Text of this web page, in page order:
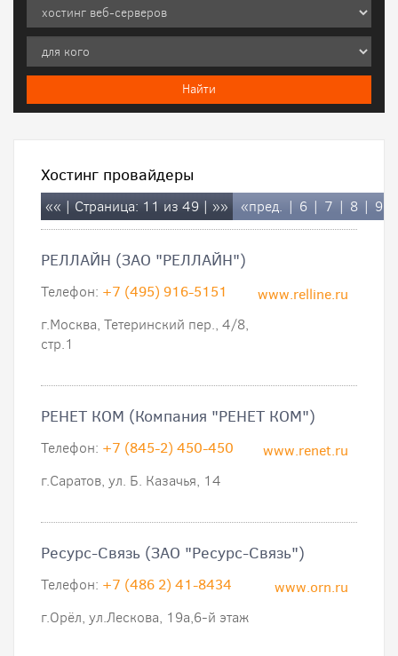
Хостинг провайдеры
«« | Страница: 11 из 49 | »» «пред. | 6 | 7 | 8 | 9
РЕЛЛАЙН (ЗАО "РЕЛЛАЙН")
www.relline.ru
Телефон: +7 (495) 916-5151
г.Москва, Тетеринский пер., 4/8,
стр.1
РЕНЕТ КОМ (Компания "РЕНЕТ КОМ")
www.renet.ru
Телефон: +7 (845-2) 450-450
г.Саратов, ул. Б. Казачья, 14
Ресурс-Связь (ЗАО "Ресурс-Связь")
www.orn.ru
Телефон: +7 (486 2) 41-8434
г.Орёл, ул.Лескова, 19а,6-й этаж